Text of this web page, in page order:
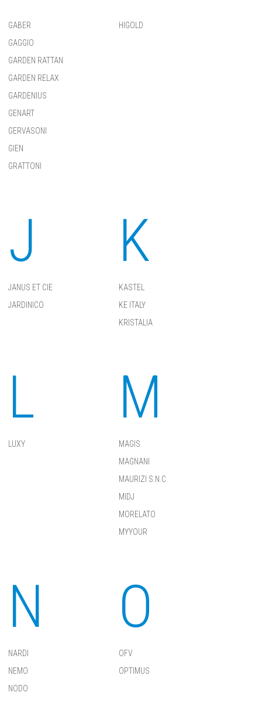
GABER
GAGGIO
GARDEN RATTAN
GARDEN RELAX
GARDENIUS
GENART
GERVASONI
GIEN
GRATTONI
HIGOLD
J
JANUS ET CIE
JARDINICO
K
KASTEL
KE ITALY
KRISTALIA
L
LUXY
M
MAGIS
MAGNANI
MAURIZI S.N.C.
MIDJ
MORELATO
MYYOUR
N
NARDI
NEMO
NODO
O
OFV
OPTIMUS